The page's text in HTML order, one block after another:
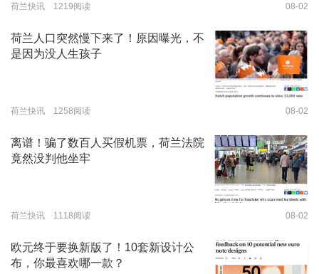
荷兰快讯 1219阅读 08-02
荷兰人口突然慢下来了！原因曝光，不
是因为没人生孩子
荷兰快讯 1258阅读 08-02
离谱！骗了数百人买假机票，荷兰法院
竟然没判他坐牢
荷兰快讯 1118阅读 08-02
欧元终于要换新版了！10套新设计公
布，你最喜欢哪一款？